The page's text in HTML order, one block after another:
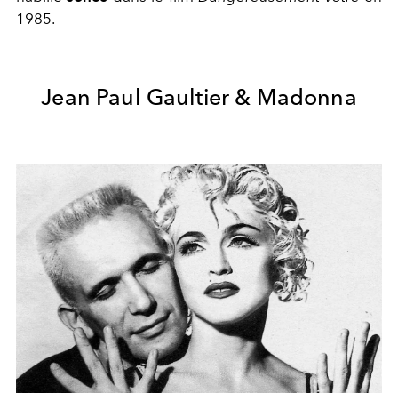
1985.
Jean Paul Gaultier & Madonna